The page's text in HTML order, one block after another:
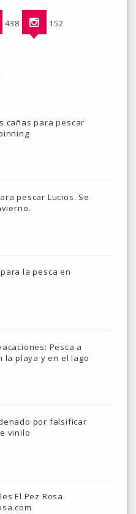
438 152
cañas para pescar
pescar Lucios. Se
la pesca en
Pesca a
la playa y en el lago
por falsificar
vinilo
El Pez Rosa.